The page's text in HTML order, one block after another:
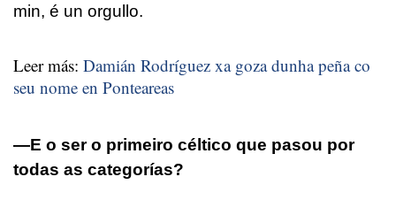
min, é un orgullo.
Leer más: Damián Rodríguez xa goza dunha peña co
seu nome en Ponteareas
—E o ser o primeiro céltico que pasou por
todas as categorías?